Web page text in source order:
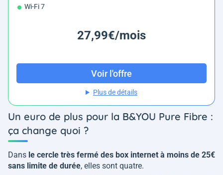
Wi-Fi 7
27,99€/mois
Voir l'offre
Plus de détails
Un euro de plus pour la B&YOU Pure Fibre :
ça change quoi ?
Dans le cercle très fermé des box internet à moins de 25€
sans limite de durée, elles sont quatre.